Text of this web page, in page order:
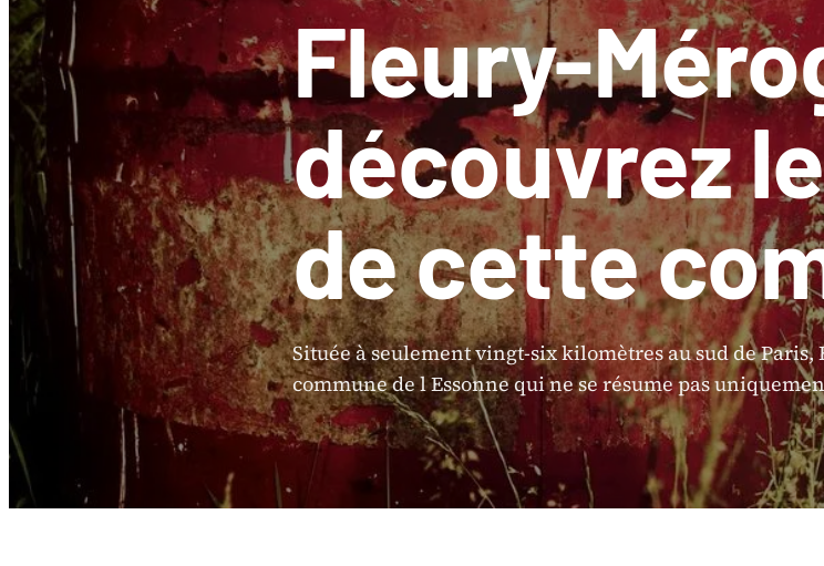
Fleury-
découvrez
de cette
Située à seulement vingt-six kilomètres au sud de
commune de l Essonne qui ne se résume pas